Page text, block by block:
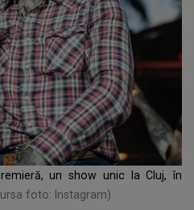
un show unic la Cluj, în
foto: Instagram)